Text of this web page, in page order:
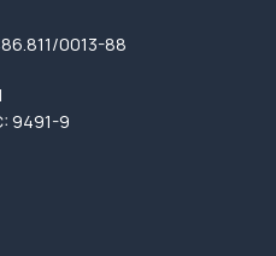
0013-88
9491-9